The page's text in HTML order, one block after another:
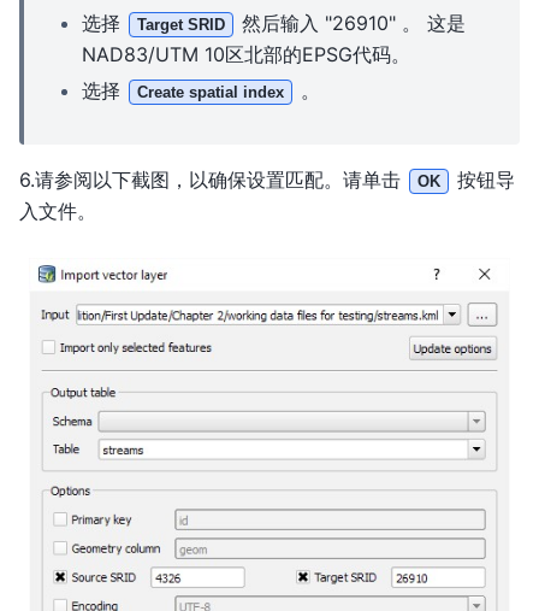
选择
Target SRID
然后输入 "26910" 。 这是
NAD83/UTM 10区北部的EPSG代码。
选择
Create spatial index 。
6.请参阅以下截图，以确保设置匹配。请单击 OK
按钮导
入文件。